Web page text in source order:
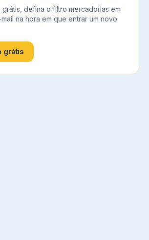
grátis, defina o filtro mercadorias em
na hora em que entrar um novo
grátis